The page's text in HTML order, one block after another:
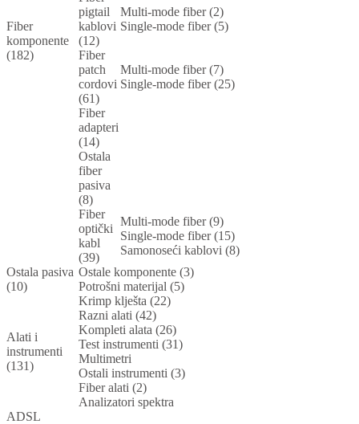
Fiber
komponente
(182)
pigtail
kablovi
(12)
Multi-mode fiber (2)
Single-mode fiber (5)
Fiber
patch
cordovi
(61)
Multi-mode fiber (7)
Single-mode fiber (25)
Fiber
adapteri
(14)
Ostala
fiber
pasiva
(8)
Fiber
optički
kabl
(39)
Multi-mode fiber (9)
Single-mode fiber (15)
Samonoseći kablovi (8)
Ostala pasiva
(10)
Ostale komponente (3)
Potrošni materijal (5)
Alati i
instrumenti
(131)
Krimp klješta (22)
Razni alati (42)
Kompleti alata (26)
Test instrumenti (31)
Multimetri
Ostali instrumenti (3)
Fiber alati (2)
Analizatori spektra
ADSL